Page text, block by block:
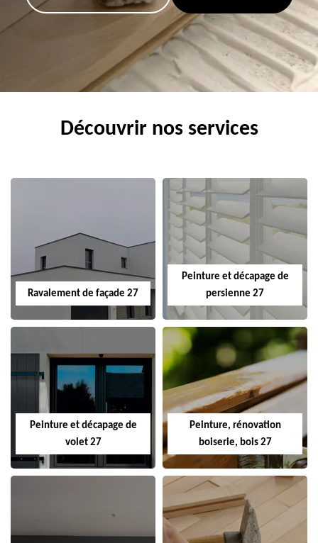
Découvrir nos services
Ravalement de façade 27
Peinture et décapage de
persienne 27
Peinture et décapage de
volet 27
Peinture, rénovation
boiserie, bois 27